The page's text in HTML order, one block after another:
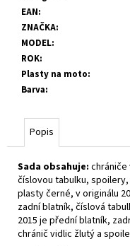
EAN:
ZNAČKA:
MODEL:
ROK:
Plasty na moto:
Barva:
Popis
Sada obsahuje:
číslovou tabulku,
plasty černé, v originálu
zadní blatník, číslová
2015 je přední blatník,
chránič vidlic žlutý a
m